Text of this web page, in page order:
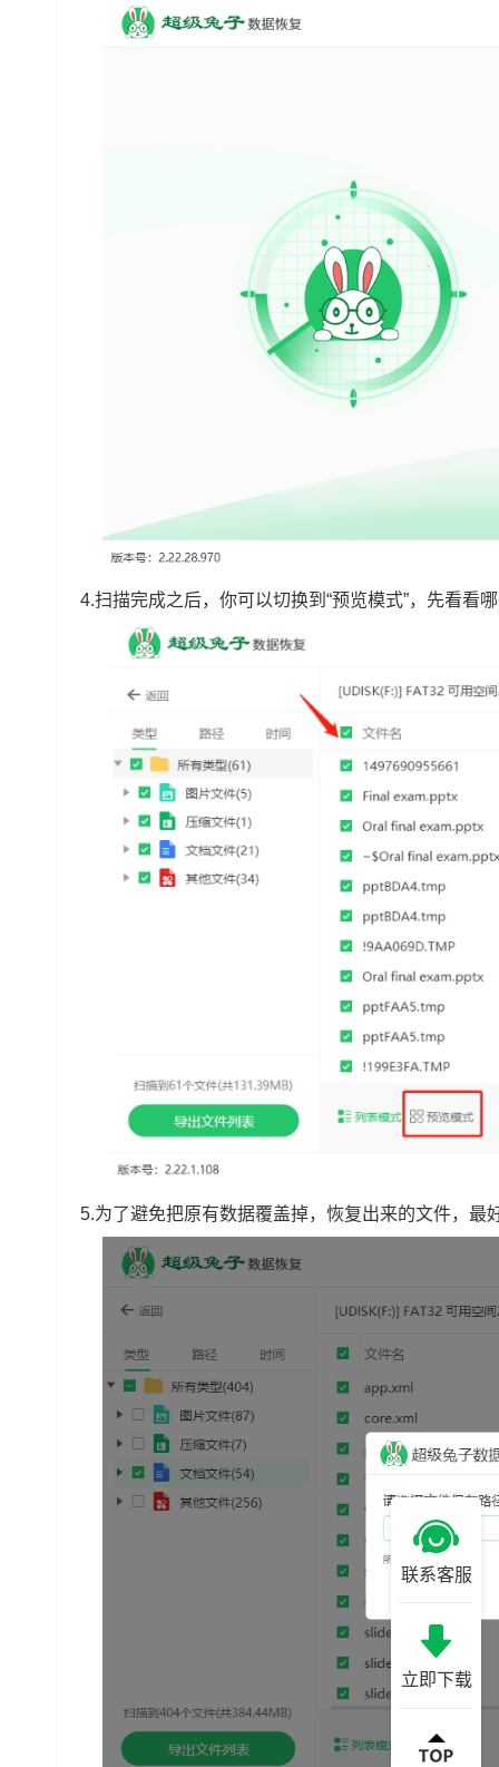
4.扫描完成之后，你可以切换到“预览模式”，先看看
5.为了避免把原有数据覆盖掉，恢复出来的文件，最
联系客服
立即下载